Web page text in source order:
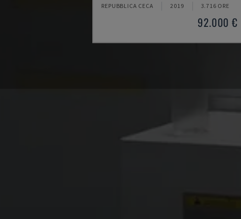
REPUBBLICA CECA 2019 3.716 ORE
92.000 €